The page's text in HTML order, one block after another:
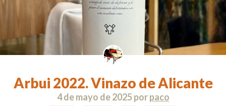
Arbui 2022. Vinazo de Alicante
4 de mayo de 2025porpaco